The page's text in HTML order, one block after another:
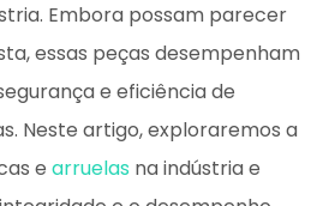
Embora possam parecer
essas peças desempenham
e eficiência de
Neste artigo, exploraremos a
e arruelas na indústria e